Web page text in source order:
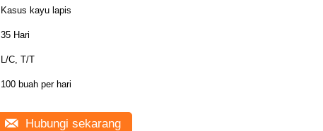
Kasus kayu lapis
35 Hari
L/C, T/T
100 buah per hari
Hubungi sekarang